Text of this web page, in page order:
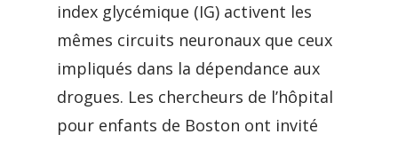
index glycémique (IG) activent les
mêmes circuits neuronaux que ceux
impliqués dans la dépendance aux
drogues. Les chercheurs de l’hôpital
pour enfants de Boston ont invité